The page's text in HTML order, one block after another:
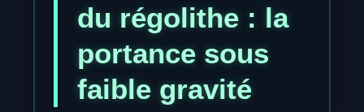
du régolithe : la
portance sous
faible gravité